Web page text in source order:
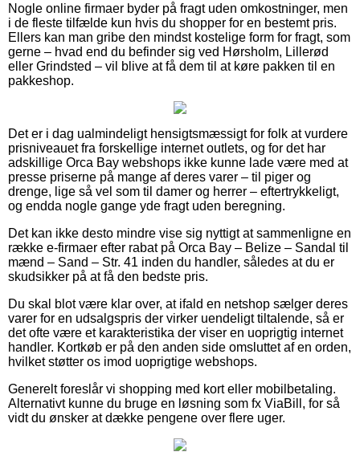
Nogle online firmaer byder på fragt uden omkostninger, men
i de fleste tilfælde kun hvis du shopper for en bestemt pris.
Ellers kan man gribe den mindst kostelige form for fragt, som
gerne – hvad end du befinder sig ved Hørsholm, Lillerød
eller Grindsted – vil blive at få dem til at køre pakken til en
pakkeshop.
Det er i dag ualmindeligt hensigtsmæssigt for folk at vurdere
prisniveauet fra forskellige internet outlets, og for det har
adskillige Orca Bay webshops ikke kunne lade være med at
presse priserne på mange af deres varer – til piger og
drenge, lige så vel som til damer og herrer – eftertrykkeligt,
og endda nogle gange yde fragt uden beregning.
Det kan ikke desto mindre vise sig nyttigt at sammenligne en
række e-firmaer efter rabat på Orca Bay – Belize – Sandal til
mænd – Sand – Str. 41 inden du handler, således at du er
skudsikker på at få den bedste pris.
Du skal blot være klar over, at ifald en netshop sælger deres
varer for en udsalgspris der virker uendeligt tiltalende, så er
det ofte være et karakteristika der viser en uoprigtig internet
handler. Kortkøb er på den anden side omsluttet af en orden,
hvilket støtter os imod uoprigtige webshops.
Generelt foreslår vi shopping med kort eller mobilbetaling.
Alternativt kunne du bruge en løsning som fx ViaBill, for så
vidt du ønsker at dække pengene over flere uger.